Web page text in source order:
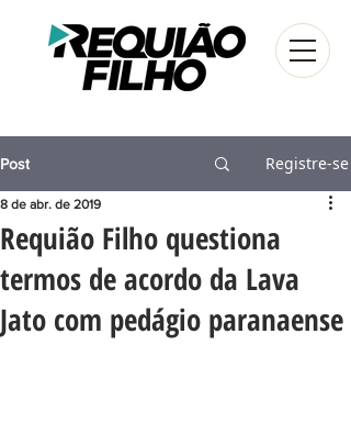
Post Registre-se
Requião Filho questiona
termos de acordo da Lava
Jato com pedágio paranaense
8 de abr. de 2019